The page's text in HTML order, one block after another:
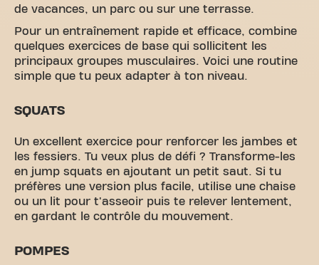
de vacances, un parc ou sur une terrasse.
Pour un entraînement rapide et efficace, combine
quelques exercices de base qui sollicitent les
principaux groupes musculaires. Voici une routine
simple que tu peux adapter à ton niveau.
SQUATS
Un excellent exercice pour renforcer les jambes et
les fessiers. Tu veux plus de défi ? Transforme-les
en jump squats en ajoutant un petit saut. Si tu
préfères une version plus facile, utilise une chaise
ou un lit pour t'asseoir puis te relever lentement,
en gardant le contrôle du mouvement.
POMPES